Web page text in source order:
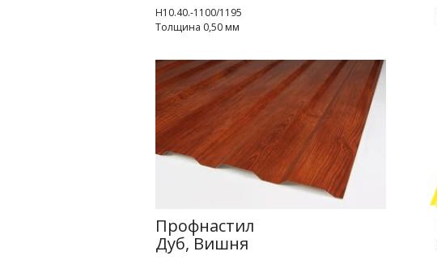
Профнастил
Дуб, Вишня
Н10.40.-1100/1195
Толщина 0,50 мм